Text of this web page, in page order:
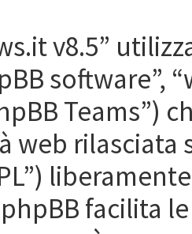
v8.5”
software”,
Teams”)
web rilasciata
facilita